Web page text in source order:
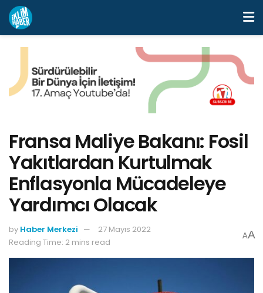
Fransa Maliye Bakanı: Fosil
Yakıtlardan Kurtulmak
Enflasyonla Mücadeleye
Yardımcı Olacak
by Haber Merkezi
27 Mayıs 2022
Reading Time: 2 mins read
AA